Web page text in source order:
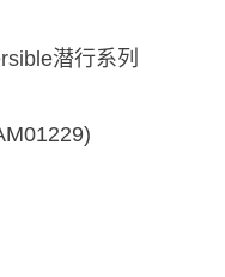
潜行系列